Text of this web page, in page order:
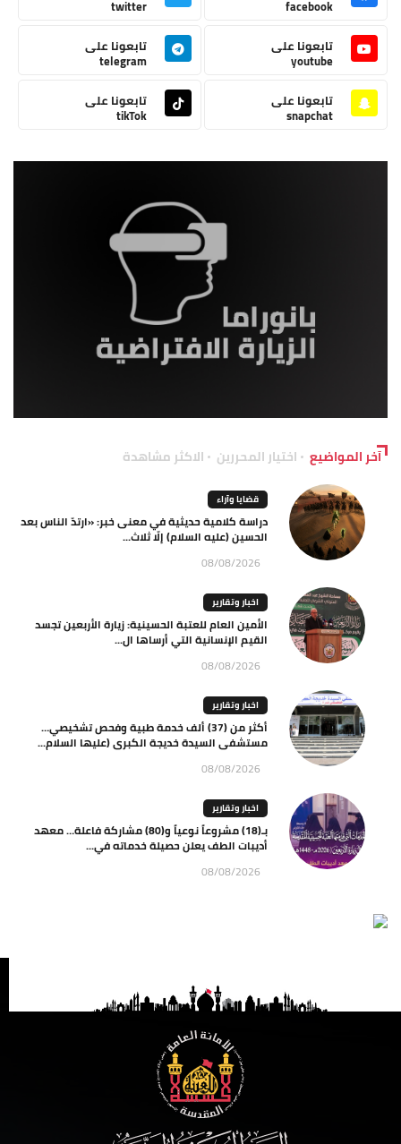
facebook
twitter
تابعونا على
youtube
تابعونا على
telegram
تابعونا على
snapchat
تابعونا على
tikTok
آخر المواضيع اختيار المحررين الاكثر مشاهدة
قضايا وآراء
دراسة كلامية حديثية في معنى خبر: «ارتدّ الناس بعد
الحسين (عليه السلام) إلّا ثلاث...
08/08/2026
اخبار وتقارير
الأمين العام للعتبة الحسينية: زيارة الأربعين تجسد
القيم الإنسانية التي أرساها ال...
08/08/2026
اخبار وتقارير
أكثر من (37) ألف خدمة طبية وفحص تشخيصي…
مستشفى السيدة خديجة الكبرى (عليها السلام...
08/08/2026
اخبار وتقارير
بـ(18) مشروعاً نوعياً و(80) مشاركة فاعلة… معهد
أديبات الطف يعلن حصيلة خدماته في...
08/08/2026